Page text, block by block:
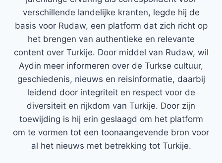
verschillende landelijke kranten, legde hij de
basis voor Rudaw, een platform dat zich richt op
het brengen van authentieke en relevante
content over Turkije. Door middel van Rudaw, wil
Aydin meer informeren over de Turkse cultuur,
geschiedenis, nieuws en reisinformatie, daarbij
leidend door integriteit en respect voor de
diversiteit en rijkdom van Turkije. Door zijn
toewijding is hij erin geslaagd om het platform
om te vormen tot een toonaangevende bron voor
al het nieuws met betrekking tot Turkije.